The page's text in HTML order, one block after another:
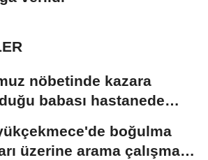
nöbetinde kazara
babası hastanede
boğulma
üzerine arama çalışması